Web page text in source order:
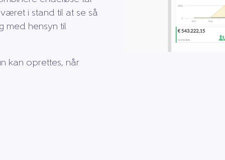
i stand til at se så
med hensyn til
kan oprettes, når